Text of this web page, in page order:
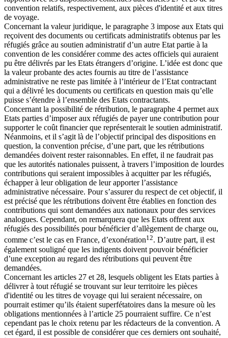
convention relatifs, respectivement, aux pièces d'identité et aux titres
de voyage.
Concernant la valeur juridique, le paragraphe 3 impose aux Etats qui
reçoivent des documents ou certificats administratifs obtenus par les
réfugiés grâce au soutien administratif d’un autre Etat partie à la
convention de les considérer comme des actes officiels qui auraient
pu être délivrés par les Etats étrangers d’origine. L’idée est donc que
la valeur probante des actes fournis au titre de l’assistance
administrative ne reste pas limitée à l’intérieur de l’Etat contractant
qui a délivré les documents ou certificats en question mais qu’elle
puisse s’étendre à l’ensemble des Etats contractants.
Concernant la possibilité de rétribution, le paragraphe 4 permet aux
Etats parties d’imposer aux réfugiés de payer une contribution pour
supporter le coût financier que représenterait le soutien administratif.
Néanmoins, et il s’agit là de l’objectif principal des dispositions en
question, la convention précise, d’une part, que les rétributions
demandées doivent rester raisonnables. En effet, il ne faudrait pas
que les autorités nationales puissent, à travers l’imposition de lourdes
contributions qui seraient impossibles à acquitter par les réfugiés,
échapper à leur obligation de leur apporter l’assistance
administrative nécessaire. Pour s’assurer du respect de cet objectif, il
est précisé que les rétributions doivent être établies en fonction des
contributions qui sont demandées aux nationaux pour des services
analogues. Cependant, on remarquera que les Etats offrent aux
réfugiés des possibilités pour bénéficier d’allègement de charge ou,
comme c’est le cas en France, d’exonération12. D’autre part, il est
également souligné que les indigents doivent pouvoir bénéficier
d’une exception au regard des rétributions qui peuvent être
demandées.
Concernant les articles 27 et 28, lesquels obligent les Etats parties à
délivrer à tout réfugié se trouvant sur leur territoire les pièces
d'identité ou les titres de voyage qui lui seraient nécessaire, on
pourrait estimer qu’ils étaient superfétatoires dans la mesure où les
obligations mentionnées à l’article 25 pourraient suffire. Ce n’est
cependant pas le choix retenu par les rédacteurs de la convention. A
cet égard, il est possible de considérer que ces derniers ont souhaité,